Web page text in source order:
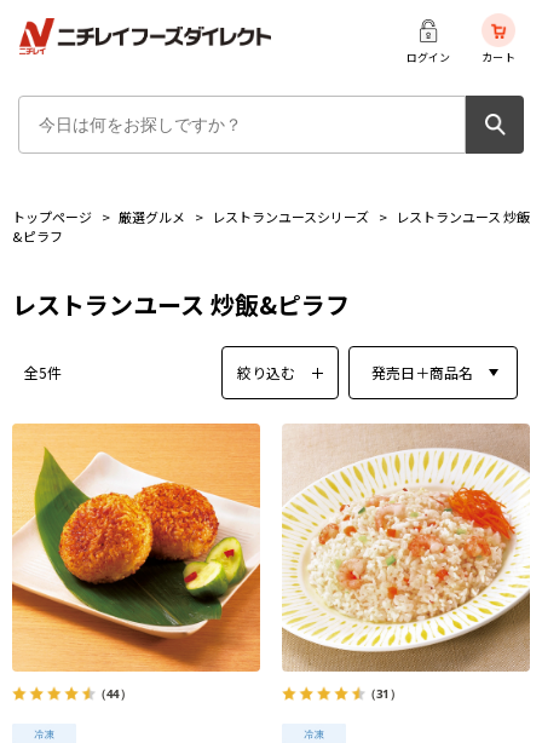
ログイン カート
トップページ > 厳選グルメ > レストランユースシリーズ >
レストランユース 炒飯
&ピラフ
レストランユース 炒飯&ピラフ
絞り込む 発売日＋商品名
全5件
（44） （31）